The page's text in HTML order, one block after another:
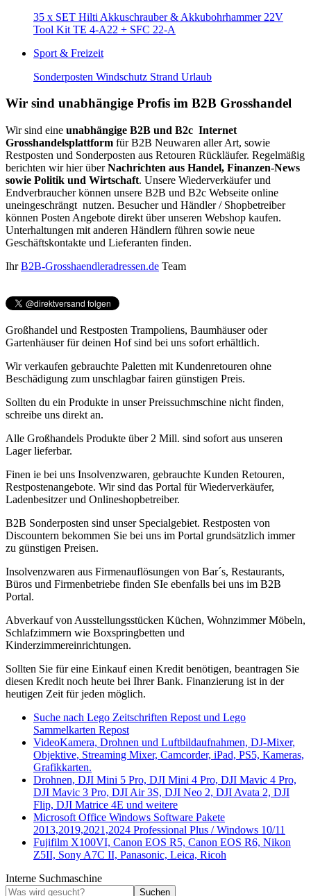
35 x SET Hilti Akkuschrauber & Akkubohrhammer 22V
Tool Kit TE 4-A22 + SFC 22-A
Sport & Freizeit
Sonderposten Windschutz Strand Urlaub
Wir sind unabhängige Profis im B2B Grosshandel
Wir sind eine unabhängige B2B und B2c Internet
Grosshandelsplattform für B2B Neuwaren aller Art, sowie
Restposten und Sonderposten aus Retouren Rückläufer. Regelmäßig
berichten wir hier überNachrichten aus Handel, Finanzen-News
sowie Politik und Wirtschaft. Unsere Wiederverkäufer und
Endverbraucher können unsere B2B und B2c Webseite online
uneingeschrängt nutzen. Besucher und Händler / Shopbetreiber
können Posten Angebote direkt über unseren Webshop kaufen.
Unterhaltungen mit anderen Händlern führen sowie neue
Geschäftskontakte und Lieferanten finden.
IhrB2B-Grosshaendleradressen.de Team
Großhandel und Restposten Trampoliens, Baumhäuser oder
Gartenhäuser für deinen Hof sind bei uns sofort erhältlich.
Wir verkaufen gebrauchte Paletten mit Kundenretouren ohne
Beschädigung zum unschlagbar fairen günstigen Preis.
Sollten du ein Produkte in unser Preissuchmschine nicht finden,
schreibe uns direkt an.
Alle Großhandels Produkte über 2 Mill. sind sofort aus unseren
Lager lieferbar.
Finen ie bei uns Insolvenzwaren, gebrauchte Kunden Retouren,
Restpostenangebote. Wir sind das Portal für Wiederverkäufer,
Ladenbesitzer und Onlineshopbetreiber.
B2B Sonderposten sind unser Specialgebiet. Restposten von
Discountern bekommen Sie bei uns im Portal grundsätzlich immer
zu günstigen Preisen.
Insolvenzwaren aus Firmenauflösungen von Bar´s, Restaurants,
Büros und Firmenbetriebe finden SIe ebenfalls bei uns im B2B
Portal.
Abverkauf von Ausstellungsstücken Küchen, Wohnzimmer Möbeln,
Schlafzimmern wie Boxspringbetten und
Kinderzimmereinrichtungen.
Sollten Sie für eine Einkauf einen Kredit benötigen, beantragen Sie
diesen Kredit noch heute bei Ihrer Bank. Finanzierung ist in der
heutigen Zeit für jeden möglich.
Suche nach Lego Zeitschriften Repost und Lego
Sammelkarten Repost
VideoKamera, Drohnen und Luftbildaufnahmen, DJ-Mixer,
Objektive, Streaming Mixer, Camcorder, iPad, PS5, Kameras,
Grafikkarten.
Drohnen, DJI Mini 5 Pro, DJI Mini 4 Pro, DJI Mavic 4 Pro,
DJI Mavic 3 Pro, DJI Air 3S, DJI Neo 2, DJI Avata 2, DJI
Flip, DJI Matrice 4E und weitere
Microsoft Office Windows Software Pakete
2013,2019,2021,2024 Professional Plus / Windows 10/11
Fujifilm X100VI, Canon EOS R5, Canon EOS R6, Nikon
Z5II, Sony A7C II, Panasonic, Leica, Ricoh
Interne Suchmaschine
Suchen